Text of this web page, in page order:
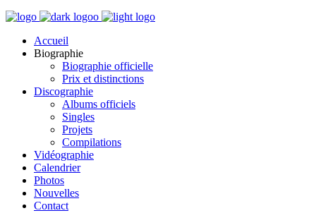
Accueil
Biographie
Biographie officielle
Prix et distinctions
Discographie
Albums officiels
Singles
Projets
Compilations
Vidéographie
Calendrier
Photos
Nouvelles
Contact